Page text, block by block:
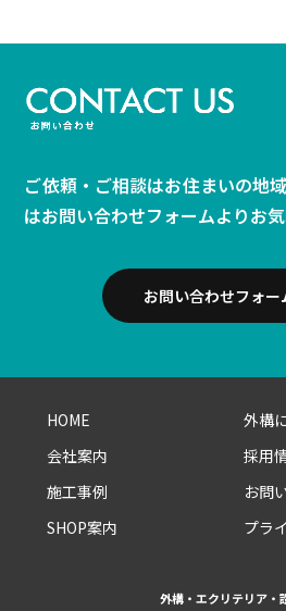
ご依頼・ご相談はお住まいの地
はお問い合わせフォームよりお
お問い合わせフォー
HOME
会社案内
施工事例
SHOP案内
外構
採用
お問
プラ
外構・エクリテリア・